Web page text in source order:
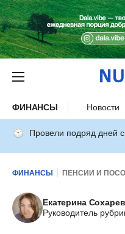
ФИНАНСЫ Новости
Провели подряд дней
ФИНАНСЫ ПЕНСИИ И
Екатерина
Руководитель